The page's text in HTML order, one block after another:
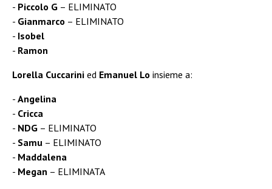
Piccolo G – ELIMINATO
Gianmarco – ELIMINATO
Isobel
Ramon
Lorella Cuccarini ed Emanuel Lo insieme a:
Angelina
Cricca
NDG – ELIMINATO
Samu – ELIMINATO
Maddalena
Megan – ELIMINATA